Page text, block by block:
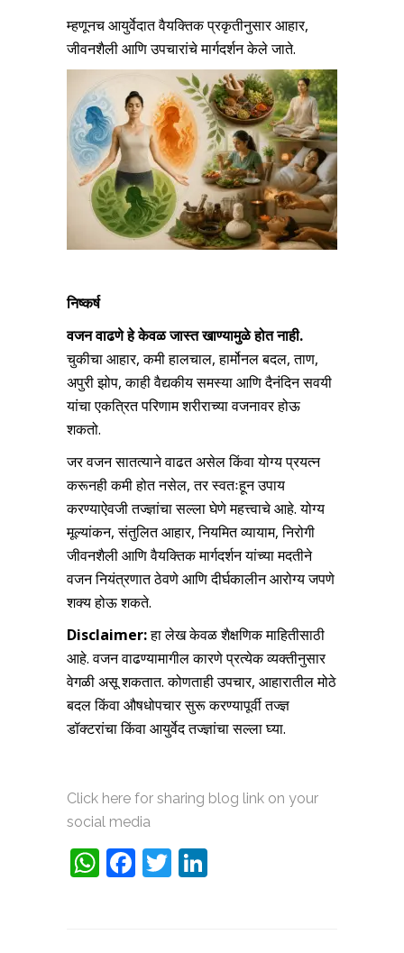
म्हणूनच आयुर्वेदात वैयक्तिक प्रकृतीनुसार आहार,
जीवनशैली आणि उपचारांचे मार्गदर्शन केले जाते.
निष्कर्ष
वजन वाढणे हे केवळ जास्त खाण्यामुळे होत नाही.
चुकीचा आहार, कमी हालचाल, हार्मोनल बदल, ताण,
अपुरी झोप, काही वैद्यकीय समस्या आणि दैनंदिन सवयी
यांचा एकत्रित परिणाम शरीराच्या वजनावर होऊ
शकतो.
जर वजन सातत्याने वाढत असेल किंवा योग्य प्रयत्न
करूनही कमी होत नसेल, तर स्वतःहून उपाय
करण्याऐवजी तज्ज्ञांचा सल्ला घेणे महत्त्वाचे आहे. योग्य
मूल्यांकन, संतुलित आहार, नियमित व्यायाम, निरोगी
जीवनशैली आणि वैयक्तिक मार्गदर्शन यांच्या मदतीने
वजन नियंत्रणात ठेवणे आणि दीर्घकालीन आरोग्य जपणे
शक्य होऊ शकते.
Disclaimer:हा लेख केवळ शैक्षणिक माहितीसाठी
आहे. वजन वाढण्यामागील कारणे प्रत्येक व्यक्तीनुसार
वेगळी असू शकतात. कोणताही उपचार, आहारातील मोठे
बदल किंवा औषधोपचार सुरू करण्यापूर्वी तज्ज्ञ
डॉक्टरांचा किंवा आयुर्वेद तज्ज्ञांचा सल्ला घ्या.
Click here for sharing blog link on your
social media
WhatsApp
Facebook
Twitter